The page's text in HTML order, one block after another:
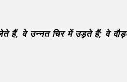
हैं, वे उन्नत चिर में उड़ते हैं; वे